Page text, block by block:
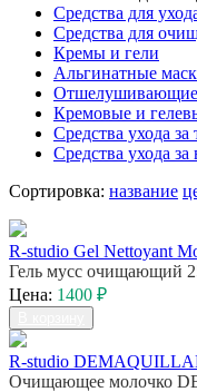
Средства для
Cредства для
Кремы и гели
Альгинатные
Отшелушивающие
Кремовые и
Средства ухода за
Средства ухода за
Сортировка: название
R-studiо Gel Nettoyant
Гель мусс очищающий
Цена: 1400 ₽
R-studio
Очищающее молочко